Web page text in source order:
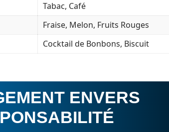
Tabac, Café
Fraise, Melon, Fruits Rouges
Cocktail de Bonbons, Biscuit
ENVERS